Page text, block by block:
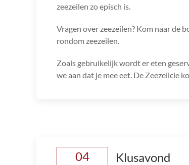
zeezeilen zo episch is.
Vragen over zeezeilen? Kom naar de
rondom zeezeilen.
Zoals gebruikelijk wordt er eten
we aan dat je mee eet. De Zeezeilcie
04 Klusavond